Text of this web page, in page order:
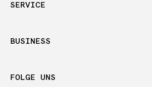
SERVICE
BUSINESS
FOLGE UNS